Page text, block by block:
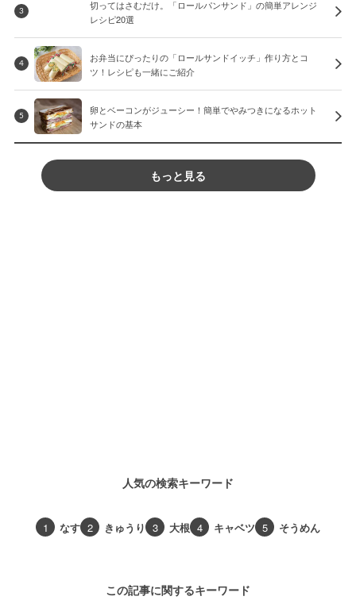
3
切ってはさむだけ。「ロールパンサンド」の簡単アレンジ
レシピ20選
4
お弁当にぴったりの「ロールサンドイッチ」作り方とコ
ツ！レシピも一緒にご紹介
5
卵とベーコンがジューシー！簡単でやみつきになるホット
サンドの基本
もっと見る
人気の検索キーワード
1 なす 2 きゅうり 3 大根 4 キャベツ 5 そうめん
この記事に関するキーワード